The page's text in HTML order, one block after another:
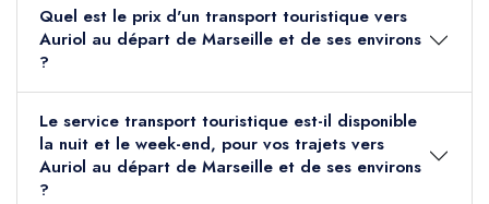
Quel est le prix d'un transport touristique vers
Auriol au départ de Marseille et de ses environs
?
Le service transport touristique est-il disponible
la nuit et le week-end, pour vos trajets vers
Auriol au départ de Marseille et de ses environs
?